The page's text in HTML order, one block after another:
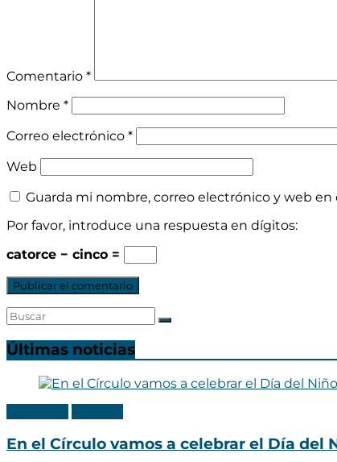
Comentario *
Nombre *
Correo electrónico *
Web
Guarda mi nombre, correo electrónico y web
Por favor, introduce una respuesta en dígitos:
catorce − cinco =
Últimas noticias
En el Círculo vamos a celebrar el Día del